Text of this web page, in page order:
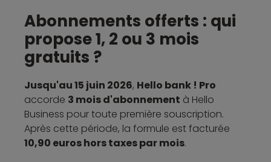
Abonnements offerts : qui
propose 1, 2 ou 3 mois
gratuits ?
Jusqu'au 15 juin 2026, Hello bank ! Pro
accorde 3 mois d'abonnement à Hello
Business pour toute première souscription.
Après cette période, la formule est facturée
10,90 euros hors taxes par mois.